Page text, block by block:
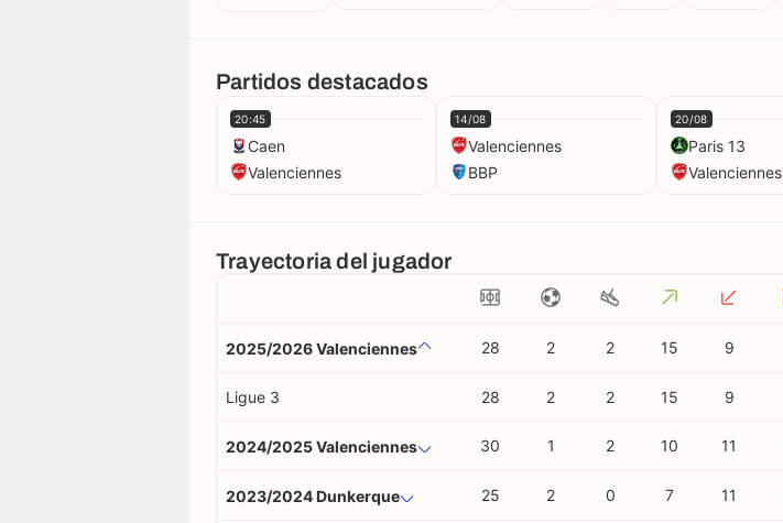
Partidos destacados
20:45
Caen
Valenciennes
14/08
Valenciennes
BBP
20/08
Paris 13
Valenciennes
Trayectoria del jugador
2025/2026 Valenciennes 28 2 2 15 9
Ligue 3 28 2 2 15 9
2024/2025 Valenciennes 30 1 2 10 11
2023/2024 Dunkerque 25 2 0 7 11